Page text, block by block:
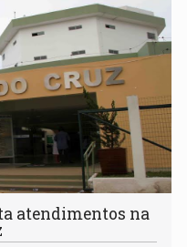
atendimentos na